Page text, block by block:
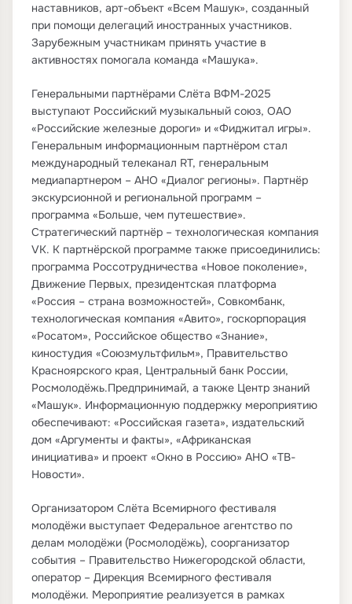
наставников, арт-объект «Всем Машук», созданный
при помощи делегаций иностранных участников.
Зарубежным участникам принять участие в
активностях помогала команда «Машука».
Генеральными партнёрами Слёта ВФМ-2025
выступают Российский музыкальный союз, ОАО
«Российские железные дороги» и «Фиджитал игры».
Генеральным информационным партнёром стал
международный телеканал RT, генеральным
медиапартнером – АНО «Диалог регионы». Партнёр
экскурсионной и региональной программ –
программа «Больше, чем путешествие».
Стратегический партнёр – технологическая компания
VK. К партнёрской программе также присоединились:
программа Россотрудничества «Новое поколение»,
Движение Первых, президентская платформа
«Россия – страна возможностей», Совкомбанк,
технологическая компания «Авито», госкорпорация
«Росатом», Российское общество «Знание»,
киностудия «Союзмультфильм», Правительство
Красноярского края, Центральный банк России,
Росмолодёжь.Предпринимай, а также Центр знаний
«Машук». Информационную поддержку мероприятию
обеспечивают: «Российская газета», издательский
дом «Аргументы и факты», «Африканская
инициатива» и проект «Окно в Россию» АНО «ТВ-
Новости».
Организатором Слёта Всемирного фестиваля
молодёжи выступает Федеральное агентство по
делам молодёжи (Росмолодёжь), соорганизатор
события – Правительство Нижегородской области,
оператор – Дирекция Всемирного фестиваля
молодёжи. Мероприятие реализуется в рамках